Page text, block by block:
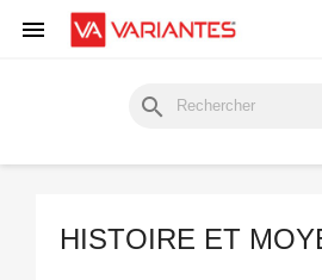

search
HISTOIRE ET